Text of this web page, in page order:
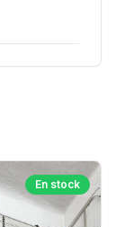
En stock